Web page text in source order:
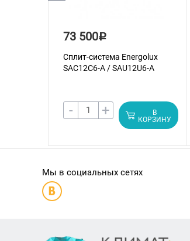
73 500Р
Сплит-система Energolux
SAС12С6-A / SAU12U6-A
- +
В
КОРЗИНУ
Мы в социальных сетях